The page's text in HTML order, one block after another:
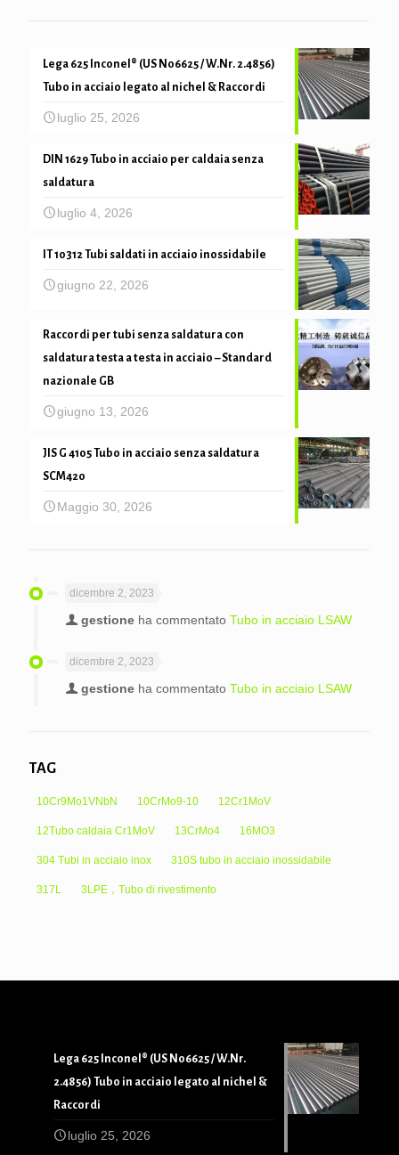
Lega 625 Inconel® (US N06625 / W.Nr. 2.4856)
Tubo in acciaio legato al nichel & Raccordi
luglio 25, 2026
DIN 1629 Tubo in acciaio per caldaia senza
saldatura
luglio 4, 2026
IT 10312 Tubi saldati in acciaio inossidabile
giugno 22, 2026
Raccordi per tubi senza saldatura con
saldatura testa a testa in acciaio – Standard
nazionale GB
giugno 13, 2026
JIS G 4105 Tubo in acciaio senza saldatura
SCM420
Maggio 30, 2026
dicembre 2, 2023
gestione ha commentato Tubo in acciaio LSAW
dicembre 2, 2023
gestione ha commentato Tubo in acciaio LSAW
TAG
10Cr9Mo1VNbN 10CrMo9-10 12Cr1MoV
12Tubo caldaia Cr1MoV 13CrMo4 16MO3
304 Tubi in acciaio inox 310S tubo in acciaio inossidabile
317L 3LPE，Tubo di rivestimento
Lega 625 Inconel® (US N06625 / W.Nr.
2.4856) Tubo in acciaio legato al nichel &
Raccordi
luglio 25, 2026